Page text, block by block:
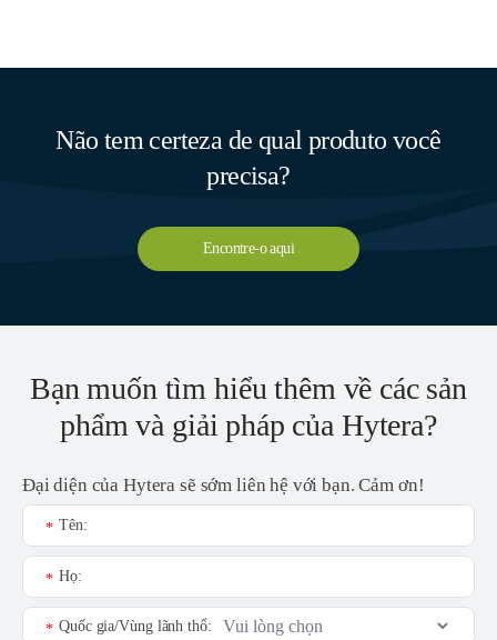
Não tem certeza de qual produto você
precisa?
Encontre-o aqui
Bạn muốn tìm hiểu thêm về các sản
phẩm và giải pháp của Hytera?
Đại diện của Hytera sẽ sớm liên hệ với bạn. Cảm ơn!
Tên:
*
Họ:
*
Quốc gia/Vùng lãnh thổ:
*